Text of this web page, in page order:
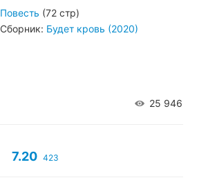
Повесть (72 стр)
Сборник: Будет кровь (2020)
25 946
7.20 423